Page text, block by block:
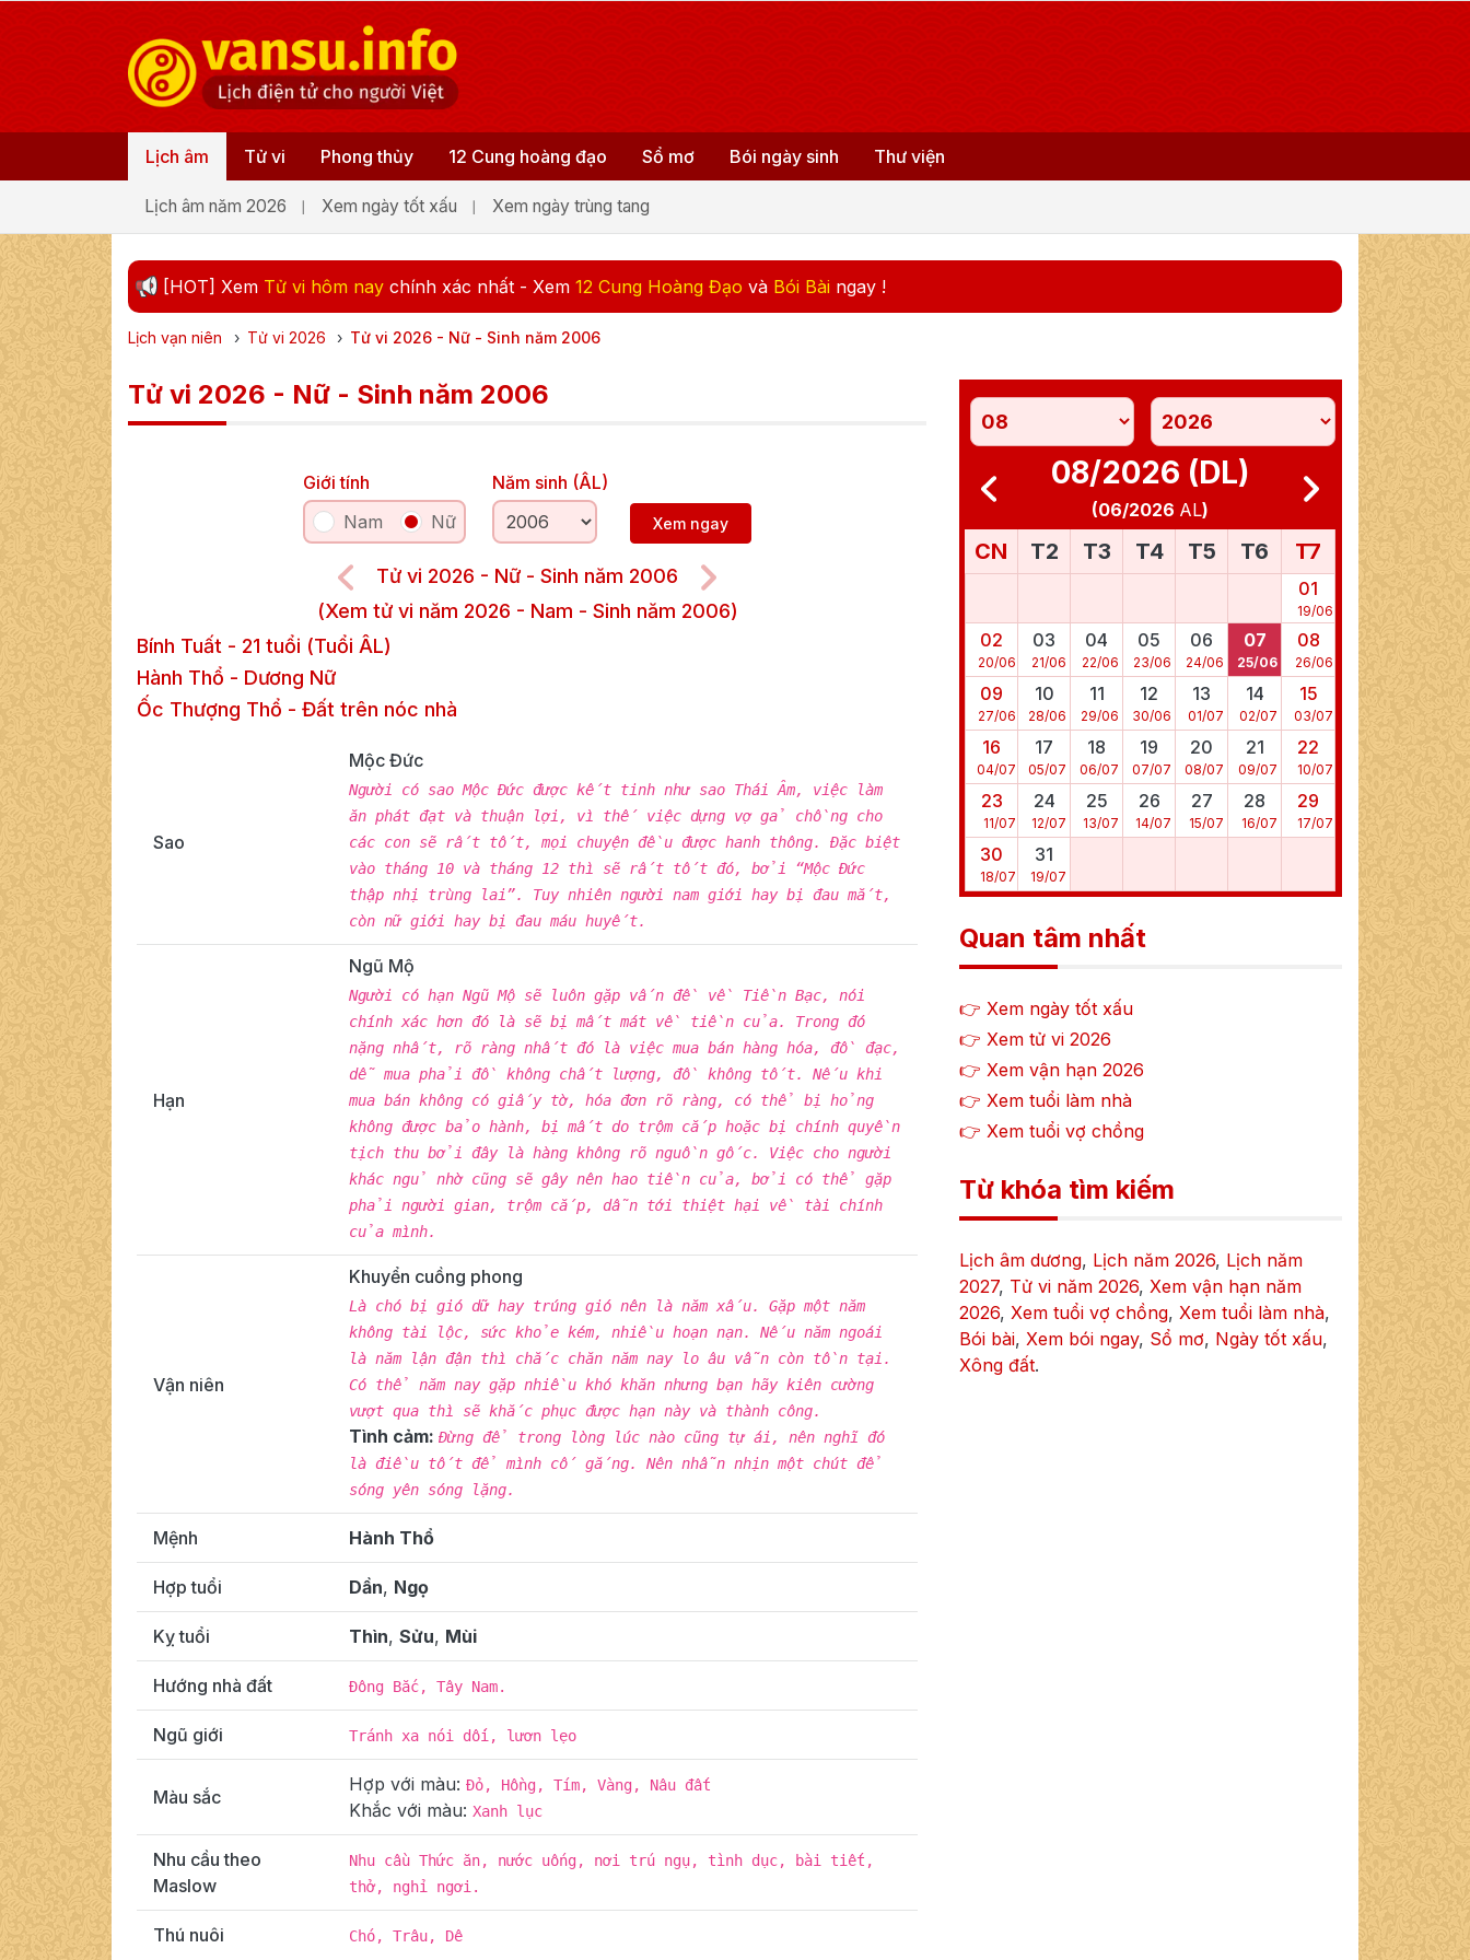
Lịch âm
Lịch âm năm 2026 Xem ngày tốt xấu Xem ngày trùng tang
Tử vi Phong thủy 12 Cung hoàng đạo Sổ mơ Bói ngày sinh Thư viện
[HOT] Xem Tử vi hôm nay chính xác nhất - Xem 12 Cung Hoàng Đạo và Bói Bài ngay !
Lịch vạn niên › Tử vi 2026 › Tử vi 2026 - Nữ - Sinh năm 2006
Tử vi 2026 - Nữ - Sinh năm 2006
Giới tính
Nam
Nữ
Năm sinh (ÂL)
Xem ngay
Tử vi 2026 - Nữ - Sinh năm 2006
(Xem tử vi năm 2026 - Nam - Sinh năm 2006)
Bính Tuất - 21 tuổi (Tuổi ÂL)
Hành Thổ - Dương Nữ
Ốc Thượng Thổ - Đất trên nóc nhà
Sao
Mộc Đức
Người có sao Mộc Đức được kết tinh như sao Thái Âm, việc làm
ăn phát đạt và thuận lợi, vì thế việc dựng vợ gả chồng cho
các con sẽ rất tốt, mọi chuyện đều được hanh thông. Đặc biệt
vào tháng 10 và tháng 12 thì sẽ rất tốt đó, bởi “Mộc Đức
thập nhị trùng lai”. Tuy nhiên người nam giới hay bị đau mắt,
còn nữ giới hay bị đau máu huyết.
Hạn
Ngũ Mộ
Người có hạn Ngũ Mộ sẽ luôn gặp vấn đề về Tiền Bạc, nói
chính xác hơn đó là sẽ bị mất mát về tiền của. Trong đó
nặng nhất, rõ ràng nhất đó là việc mua bán hàng hóa, đồ đạc,
dễ mua phải đồ không chất lượng, đồ không tốt. Nếu khi
mua bán không có giấy tờ, hóa đơn rõ ràng, có thể bị hỏng
không được bảo hành, bị mất do trộm cắp hoặc bị chính quyền
tịch thu bởi đây là hàng không rõ nguồn gốc. Việc cho người
khác ngủ nhờ cũng sẽ gây nên hao tiền của, bởi có thể gặp
phải người gian, trộm cắp, dẫn tới thiệt hại về tài chính
của mình.
Vận niên
Khuyển cuồng phong
Là chó bị gió dữ hay trúng gió nên là năm xấu. Gặp một năm
không tài lộc, sức khỏe kém, nhiều hoạn nạn. Nếu năm ngoái
là năm lận đận thì chắc chăn năm nay lo âu vẫn còn tồn tại.
Có thể năm nay gặp nhiều khó khăn nhưng bạn hãy kiên cường
vượt qua thì sẽ khắc phục được hạn này và thành công.
Tình cảm: Đừng để trong lòng lúc nào cũng tự ái, nên nghĩ đó
là điều tốt để mình cố gắng. Nên nhẫn nhịn một chút để
sóng yên sóng lặng.
Mệnh Hành Thổ
Hợp tuổi Dần, Ngọ
Kỵ tuổi Thìn, Sửu, Mùi
Hướng nhà đất Đông Bắc, Tây Nam.
Ngũ giới Tránh xa nói dối, lươn lẹo
Màu sắc
Hợp với màu: Đỏ, Hồng, Tím, Vàng, Nâu đất
Khắc với màu: Xanh lục
Nhu cầu theo
Maslow
Nhu cầu Thức ăn, nước uống, nơi trú ngụ, tình dục, bài tiết,
thở, nghỉ ngơi.
Thú nuôi Chó, Trâu, Dê
08/2026 (DL)
(06/2026 AL)
CN T2 T3 T4 T5 T6 T7
01
19/06
02
20/06
03
21/06
04
22/06
05
23/06
06
24/06
07
25/06
08
26/06
09
27/06
10
28/06
11
29/06
12
30/06
13
01/07
14
02/07
15
03/07
16
04/07
17
05/07
18
06/07
19
07/07
20
08/07
21
09/07
22
10/07
23
11/07
24
12/07
25
13/07
26
14/07
27
15/07
28
16/07
29
17/07
30
18/07
31
19/07
Quan tâm nhất
👉 Xem ngày tốt xấu
👉 Xem tử vi 2026
👉 Xem vận hạn 2026
👉 Xem tuổi làm nhà
👉 Xem tuổi vợ chồng
Từ khóa tìm kiếm
Lịch âm dương, Lịch năm 2026, Lịch năm
2027, Tử vi năm 2026, Xem vận hạn năm
2026, Xem tuổi vợ chồng, Xem tuổi làm nhà,
Bói bài, Xem bói ngay, Sổ mơ, Ngày tốt xấu,
Xông đất.